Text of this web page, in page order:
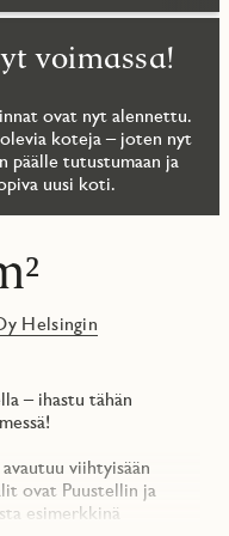
voimassa!
ovat nyt alennettu.
koteja – joten nyt
päälle tutustumaan ja
uusi koti.
Helsingin
– ihastu tähän
viihtyisään
ovat Puustellin ja
esimerkkinä